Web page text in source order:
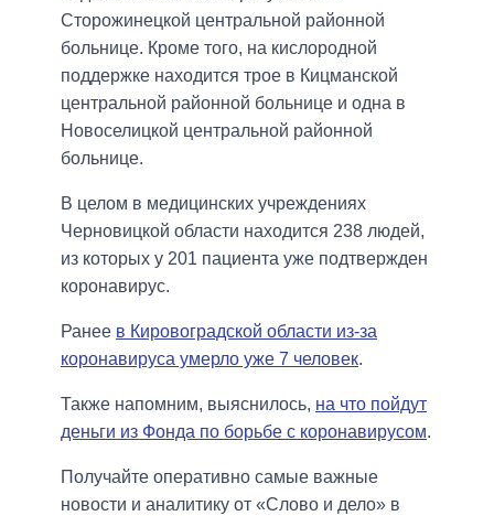
Сторожинецкой центральной районной
больнице. Кроме того, на кислородной
поддержке находится трое в Кицманской
центральной районной больнице и одна в
Новоселицкой центральной районной
больнице.
В целом в медицинских учреждениях
Черновицкой области находится 238 людей,
из которых у 201 пациента уже подтвержден
коронавирус.
Ранее в Кировоградской области из-за
коронавируса умерло уже 7 человек.
Также напомним, выяснилось, на что пойдут
деньги из Фонда по борьбе с коронавирусом.
Получайте оперативно самые важные
новости и аналитику от «Слово и дело» в